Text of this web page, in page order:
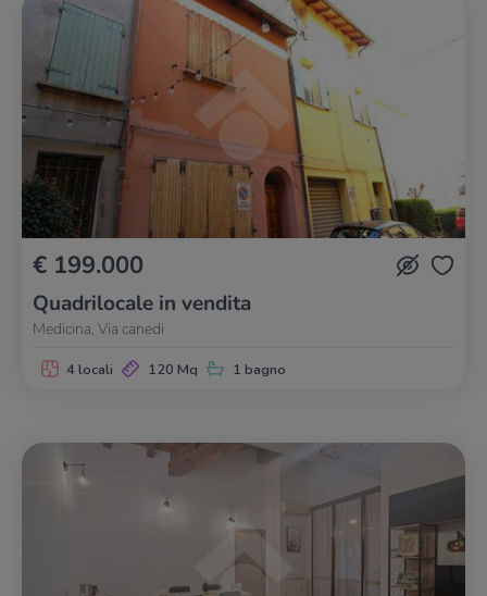
€ 199.000
Quadrilocale in vendita
Medicina, Via canedi
4 locali 120 Mq 1 bagno